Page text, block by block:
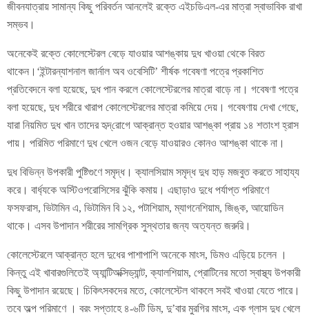
জীবনযাত্রায় সামান্য কিছু পরিবর্তন আনলেই রক্তে এইচডিএল-এর মাত্রা স্বাভাবিক রাখা
সম্ভব।
অনেকেই রক্তে কোলেস্টেরল বেড়ে যাওয়ার আশঙ্কায় দুধ খাওয়া থেকে বিরত
থাকেন।‘ইন্টারন্যাশনাল জার্নাল অব ওবেসিটি’ শীর্ষক গবেষণা পত্রে প্রকাশিত
প্রতিবেদনে বলা হয়েছে, দুধ পান করলে কোলেস্টেরলের মাত্রা বাড়ে না। গবেষণা পত্রে
বলা হয়েছে, দুধ শরীরে খারাপ কোলেস্টেরলের মাত্রা কমিয়ে দেয়। গবেষণায় দেখা গেছে,
যারা নিয়মিত দুধ খান তাদের হৃদ্‌রোগে আক্রান্ত হওয়ার আশঙ্কা প্রায় ১৪ শতাংশ হ্রাস
পায়। পরিমিত পরিমাণে দুধ খেলে ওজন বেড়ে যাওয়ারও কোনও আশঙ্কা থাকে না।
দুধ বিভিন্ন উপকারী পুষ্টিগুণে সমৃদ্ধ। ক্যালসিয়াম সমৃদ্ধ দুধ হাড় মজবুত করতে সাহায্য
করে। বার্ধ্যকে অস্টিওপরোসিসের ঝুঁকি কমায়। এছাড়াও দুধে পর্যাপ্ত পরিমাণে
ফসফরাস, ভিটামিন এ, ভিটামিন বি ১২, পটাশিয়াম, ম্যাগনেশিয়াম, জিঙ্ক, আয়োডিন
থাকে। এসব উপাদান শরীরের সামগ্রিক সুস্থতার জন্য অত্যন্ত জরুরি।
কোলেস্টেরলে আক্রান্ত হলে দুধের পাশাপাশি অনেকে মাংস, ডিমও এড়িয়ে চলেন ।
কিন্তু এই খাবারগুলিতেই অ্যান্টিঅক্সিড্যান্ট, ক্যালশিয়াম, প্রোটিনের মতো স্বাস্থ্য উপকারী
কিছু উপাদান রয়েছে। চিকিৎসকদের মতে, কোলেস্টেল থাকলে সবই খাওয়া যেতে পারে।
তবে অল্প পরিমাণে । বরং সপ্তাহে ৪-৬টি ডিম, দু’বার মুরগির মাংস, এক গ্লাস দুধ খেলে